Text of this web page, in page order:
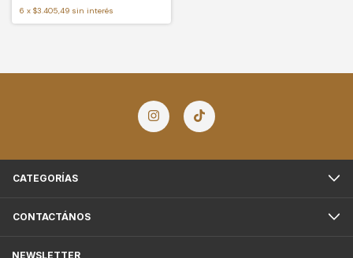
6 x $3.405,49 sin interés
CATEGORÍAS
CONTACTÁNOS
NEWSLETTER